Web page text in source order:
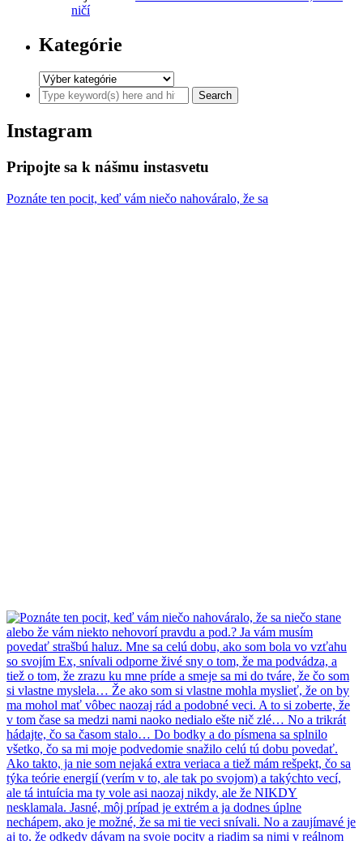
ničí
Kategórie
Instagram
Pripojte sa k nášmu instasvetu
Poznáte ten pocit, keď vám niečo nahováralo, že sa